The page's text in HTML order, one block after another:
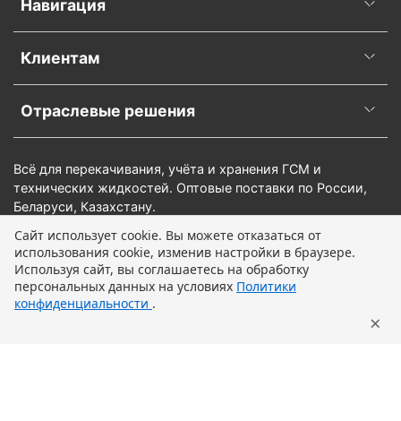
Предзаказ
Навигация
Клиентам
Отраслевые решения
Всё для перекачивания, учёта и хранения ГСМ и
технических жидкостей. Оптовые поставки по России,
Беларуси, Казахстану.
Сайт использует cookie. Вы можете отказаться от
использования cookie, изменив настройки в браузере.
Используя сайт, вы соглашаетесь на обработку
персональных данных на условиях Политики
конфиденциальности .
×